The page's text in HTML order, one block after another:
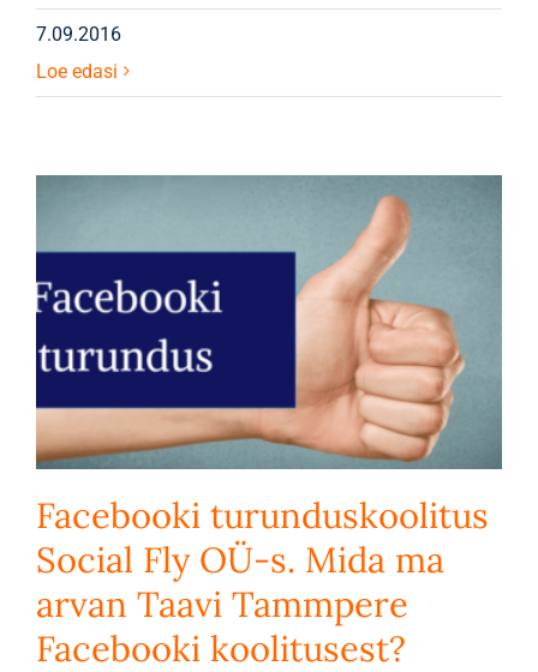
7.09.2016
Loe edasi
Facebooki turunduskoolitus
Social Fly OÜ-s. Mida ma
arvan Taavi Tammpere
Facebooki koolitusest?